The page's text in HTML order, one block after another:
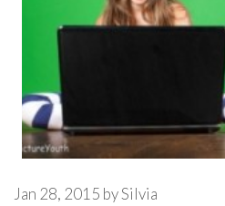
Jan 28, 2015 bySilvia